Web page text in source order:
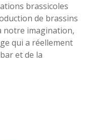
brassicoles
de brassins
notre imagination,
qui a réellement
et de la